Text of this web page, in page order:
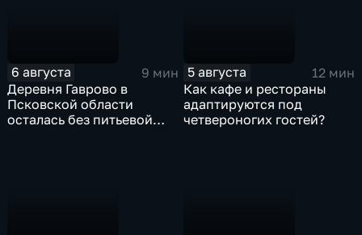
6 августа
9 мин
Деревня Гаврово в
Псковской области
осталась без питьевой
5 августа
12 мин
Как кафе и рестораны
адаптируются под
четвероногих гостей?